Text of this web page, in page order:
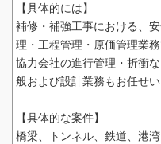
【具体的には】
補修・補強工事における、
理・工程管理・原価管理業務
協力会社の進行管理・折衝
般および設計業務もお任せい
【具体的な案件】
橋梁、トンネル、鉄道、港